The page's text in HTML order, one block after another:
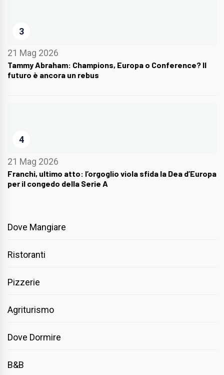
3
21 Mag 2026
Tammy Abraham: Champions, Europa o Conference? Il
futuro è ancora un rebus
4
21 Mag 2026
Franchi, ultimo atto: l’orgoglio viola sfida la Dea d’Europa
per il congedo della Serie A
Dove Mangiare
Ristoranti
Pizzerie
Agriturismo
Dove Dormire
B&B